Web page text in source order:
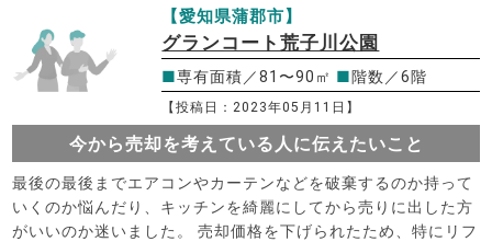
【愛知県蒲郡市】
グランコート荒子川公園
■専有面積／81〜90㎡ ■階数／6階
【投稿日：2023年05月11日】
今から売却を考えている人に伝えたいこと
最後の最後までエアコンやカーテンなどを破棄するのか持って
いくのか悩んだり、キッチンを綺麗にしてから売りに出した方
がいいのか迷いました。 売却価格を下げられたため、特にリフ